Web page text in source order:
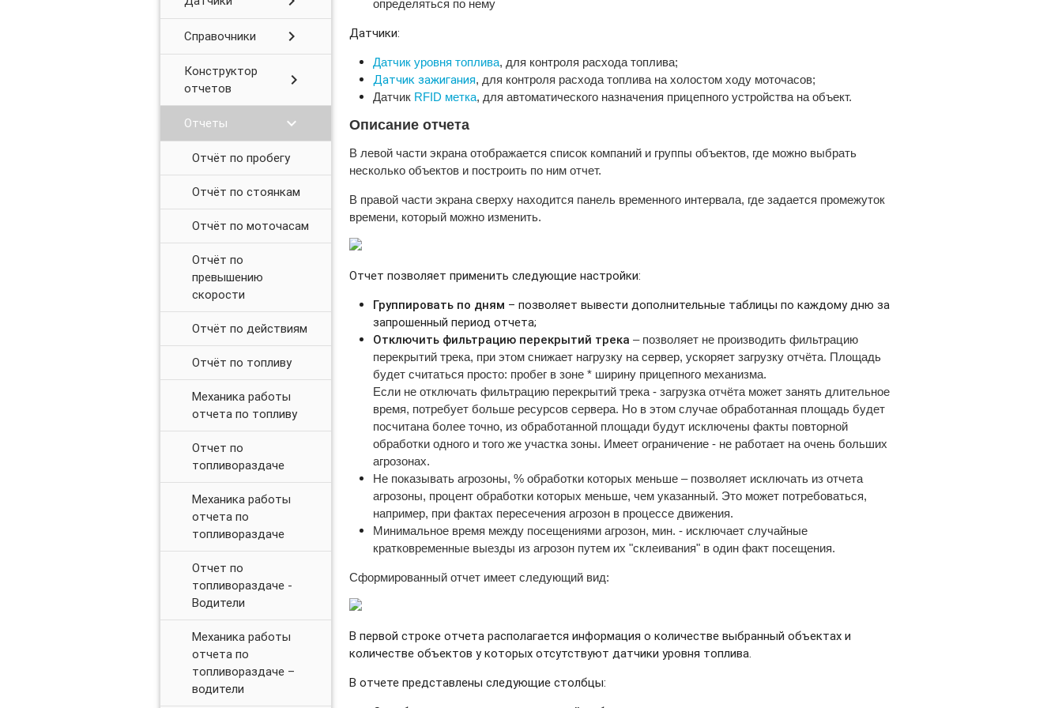
Механика работы отчёта по весам
Справочники chevron_right
Конструктор
отчетов
chevron_right
Отчеты chevron_right
Отчёт по пробегу
Отчёт по стоянкам
Отчёт по моточасам
Отчёт по
превышению
скорости
Отчёт по действиям
Отчёт по топливу
Механика работы
отчета по топливу
Отчет по
топливораздаче
Механика работы
отчета по
топливораздаче
Отчет по
топливораздаче -
Водители
Механика работы
отчета по
топливораздаче –
водители
определяться по нему
Датчики:
Датчик уровня топлива, для контроля расхода топлива;
Датчик зажигания, для контроля расхода топлива на холостом ходу моточасов;
Датчик RFID метка, для автоматического назначения прицепного устройства на объект.
Описание отчета
В левой части экрана отображается список компаний и группы объектов, где можно выбрать
несколько объектов и построить по ним отчет.
В правой части экрана сверху находится панель временного интервала, где задается промежуток
времени, который можно изменить.
Отчет позволяет применить следующие настройки:
Группировать по дням – позволяет вывести дополнительные таблицы по каждому дню за
запрошенный период отчета;
Отключить фильтрацию перекрытий трека – позволяет не производить фильтрацию
перекрытий трека, при этом снижает нагрузку на сервер, ускоряет загрузку отчёта. Площадь
будет считаться просто: пробег в зоне * ширину прицепного механизма.
Если не отключать фильтрацию перекрытий трека - загрузка отчёта может занять длительное
время, потребует больше ресурсов сервера. Но в этом случае обработанная площадь будет
посчитана более точно, из обработанной площади будут исключены факты повторной
обработки одного и того же участка зоны. Имеет ограничение - не работает на очень больших
агрозонах.
Не показывать агрозоны, % обработки которых меньше – позволяет исключать из отчета
агрозоны, процент обработки которых меньше, чем указанный. Это может потребоваться,
например, при фактах пересечения агрозон в процессе движения.
Минимальное время между посещениями агрозон, мин.- исключает случайные
кратковременные выезды из агрозон путем их "склеивания" в один факт посещения.
Сформированный отчет имеет следующий вид:
В первой строке отчета располагается информация о количестве выбранный объектах и
количестве объектов у которых отсутствуют датчики уровня топлива.
В отчете представлены следующие столбцы: